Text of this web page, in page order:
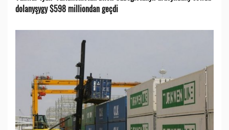
dolanyşygy $598 milliondan geçdi